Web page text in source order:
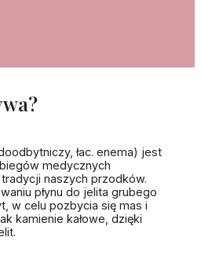
łac. enema) jest
medycznych
naszych przodków.
płynu do jelita grubego
w celu pozbycia się mas i
kamienie kałowe, dzięki